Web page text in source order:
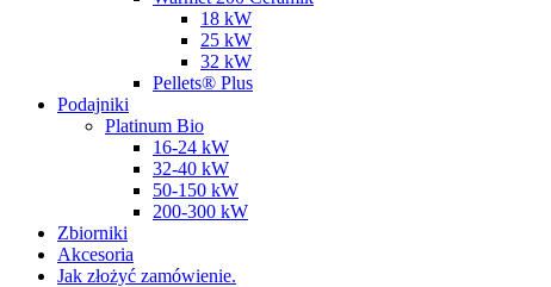
18 kW
25 kW
32 kW
Pellets® Plus
Podajniki
Platinum Bio
16-24 kW
32-40 kW
50-150 kW
200-300 kW
Zbiorniki
Akcesoria
Jak złożyć zamówienie.